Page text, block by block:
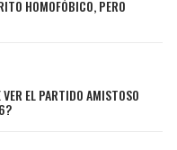
HOMOFÓBICO, PERO
EL PARTIDO AMISTOSO